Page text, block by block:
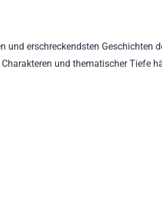
und erschreckendsten Geschichten
und thematischer Tiefe